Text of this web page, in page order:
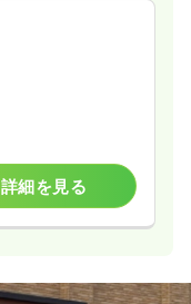
詳細を見る